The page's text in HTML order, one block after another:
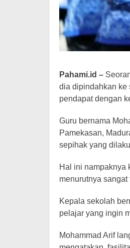
Pahami.id –
dia dipindahkan ke
pendapat dengan
Guru bernama
Pamekasan,
sepihak yang
Hal ini nampaknya
menurutnya
Kepala sekolah
pelajar yang ingin
Mohammad Arif